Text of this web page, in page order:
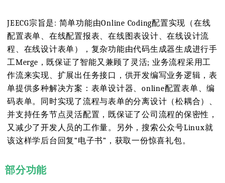
JEECG宗旨是: 简单功能由Online Coding配置实现（在线
配置表单、在线配置报表、在线图表设计、在线设计流
程、在线设计表单），复杂功能由代码生成器生成进行手
工Merge，既保证了智能又兼顾了灵活; 业务流程采用工
作流来实现、扩展出任务接口，供开发编写业务逻辑，表
单提供多种解决方案：表单设计器、online配置表单、编
码表单。同时实现了流程与表单的分离设计（松耦合）、
并支持任务节点灵活配置，既保证了公司流程的保密性，
又减少了开发人员的工作量。另外，搜索公众号Linux就
该这样学后台回复“电子书”，获取一份惊喜礼包。
部分功能